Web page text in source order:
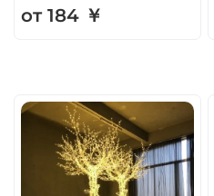
от 184 ￥